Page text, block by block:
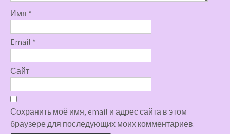
Имя *
Email *
Сайт
Сохранить моё имя, email и адрес сайта в этом
браузере для последующих моих комментариев.